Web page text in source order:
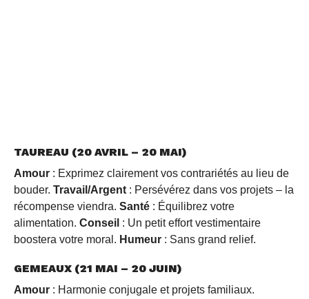
TAUREAU (20 AVRIL – 20 MAI)
Amour : Exprimez clairement vos contrariétés au lieu de
bouder. Travail/Argent : Persévérez dans vos projets – la
récompense viendra. Santé : Équilibrez votre
alimentation. Conseil : Un petit effort vestimentaire
boostera votre moral. Humeur : Sans grand relief.
GEMEAUX (21 MAI – 20 JUIN)
Amour : Harmonie conjugale et projets familiaux.